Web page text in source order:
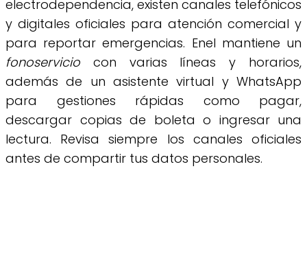
electrodependencia, existen canales telefónicos
y digitales oficiales para atención comercial y
para reportar emergencias. Enel mantiene un
fonoservicio con varias líneas y horarios,
además de un asistente virtual y WhatsApp
para gestiones rápidas como pagar,
descargar copias de boleta o ingresar una
lectura. Revisa siempre los canales oficiales
antes de compartir tus datos personales.